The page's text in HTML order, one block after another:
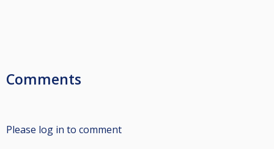
Comments
Please log in to comment